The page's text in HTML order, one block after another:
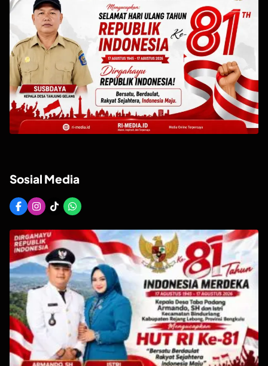
Sosial Media